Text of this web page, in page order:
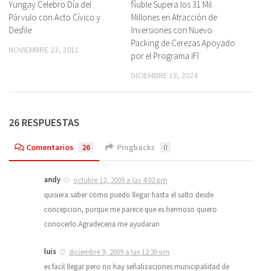
Yungay Celebro Día del
Párvulo con Acto Cívico y
Desfile
NOVIEMBRE 23, 2011
Ñuble Supera los 31 Mil
Millones en Atracción de
Inversiones con Nuevo
Packing de Cerezas Apoyado
por el Programa IFI
DICIEMBRE 18, 2024
26 RESPUESTAS
Comentarios 26 Pingbacks 0
andy
octubre 12, 2009 a las 4:02 pm
quisiera saber como puedo llegar hasta el salto desde
concepcion, porque me parece que es hermoso quiero
conocerlo.Agradeceria me ayudaran
luis
diciembre 9, 2009 a las 12:30 pm
es facil llegar pero no hay señalizaciones municipalidad de